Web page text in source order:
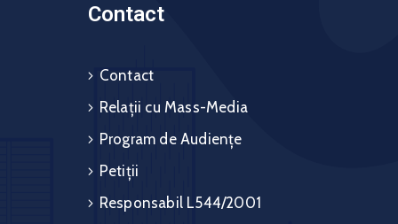
Contact
Contact
Relații cu Mass-Media
Program de Audiențe
Petiții
Responsabil L544/2001